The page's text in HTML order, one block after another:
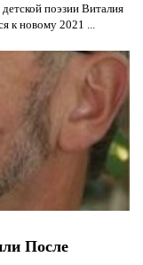
поэзии Виталия
к новому 2021 ...
После